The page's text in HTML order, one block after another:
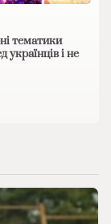
тематики
українців і не